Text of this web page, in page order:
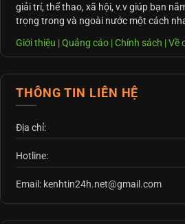
giải trí, thể thao, xã hội, v.v giúp bạn
trọng trong và ngoài nước một cách
Giới thiệu |Quảng cáo |Chính sách |Về
THÔNG TIN LIÊN HỆ
Địa chỉ:
Hotline:
Email: kenhtin24h.net@gmail.com